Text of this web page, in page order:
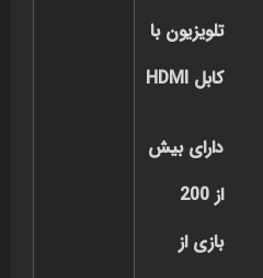
تلویزیون با
کابل HDMI
دارای بیش
از 200
بازی از